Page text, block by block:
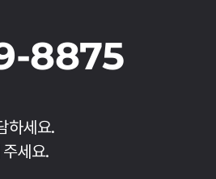
8875
하세요.
세요.